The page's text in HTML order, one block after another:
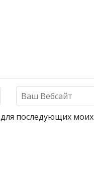
для последующих моих